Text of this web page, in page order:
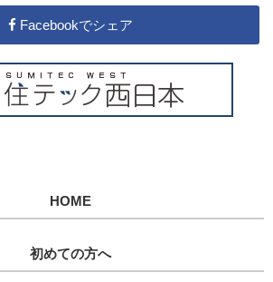
Facebookでシェア
HOME
初めての方へ